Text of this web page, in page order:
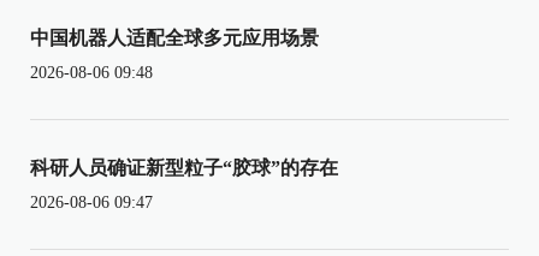
中国机器人适配全球多元应用场景
2026-08-06 09:48
科研人员确证新型粒子“胶球”的存在
2026-08-06 09:47